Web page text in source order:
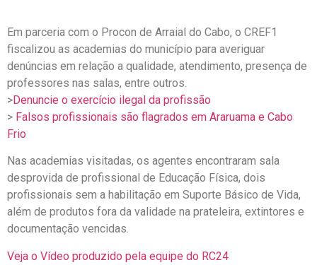
Em parceria com o Procon de Arraial do Cabo, o CREF1
fiscalizou as academias do município para averiguar
denúncias em relação a qualidade, atendimento, presença de
professores nas salas, entre outros.
>Denuncie o exercício ilegal da profissão
> Falsos profissionais são flagrados em Araruama e Cabo
Frio
Nas academias visitadas, os agentes encontraram sala
desprovida de profissional de Educação Física, dois
profissionais sem a habilitação em Suporte Básico de Vida,
além de produtos fora da validade na prateleira, extintores e
documentação vencidas.
Veja o Vídeo produzido pela equipe do RC24